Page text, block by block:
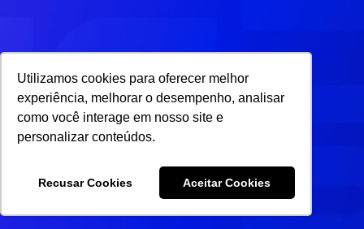
Utilizamos cookies para oferecer melhor
experiência, melhorar o desempenho, analisar
como você interage em nosso site e
personalizar conteúdos.
Recusar Cookies Aceitar Cookies